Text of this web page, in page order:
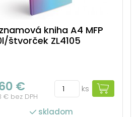
kniha A4 MFP
štvorček ZL4105
€
€ bez DPH
ks
skladom